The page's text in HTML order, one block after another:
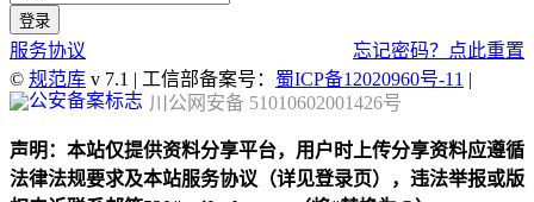
服务协议
忘记密码？点此重置
© 规范库 v 7.1 | 工信部备案号： 蜀ICP备12020960号-11 |
川公网安备 51010602001426号
声明：本站仅提供资料分享平台，用户时上传分享资料应遵循
法律法规要求及本站服务协议（详见登录页），违法举报或版